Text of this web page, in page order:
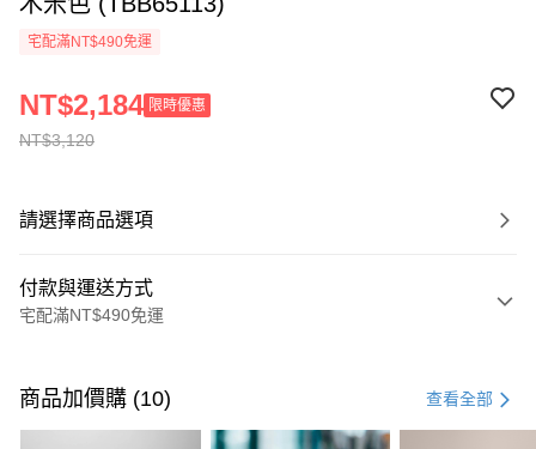
宅配滿NT$490免運
NT$3,120
NT$2,184 限時優惠
請選擇商品選項
付款與運送方式
宅配滿NT$490免運
信用卡一次付款
商品加價購 (10) 查看全部